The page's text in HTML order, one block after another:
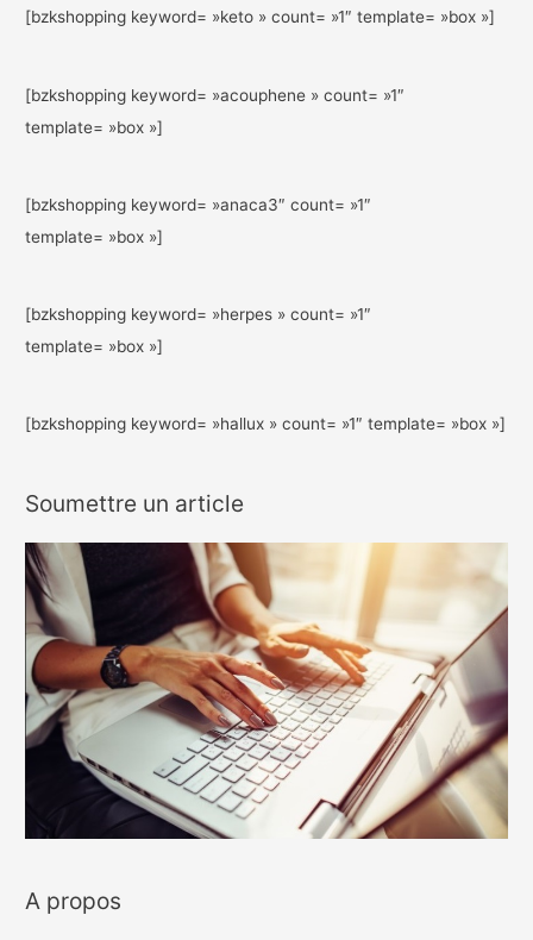
[bzkshopping keyword= »keto » count= »1″ template= »box »]
[bzkshopping keyword= »acouphene » count= »1″
template= »box »]
[bzkshopping keyword= »anaca3″ count= »1″
template= »box »]
[bzkshopping keyword= »herpes » count= »1″
template= »box »]
[bzkshopping keyword= »hallux » count= »1″ template= »box »]
Soumettre un article
A propos